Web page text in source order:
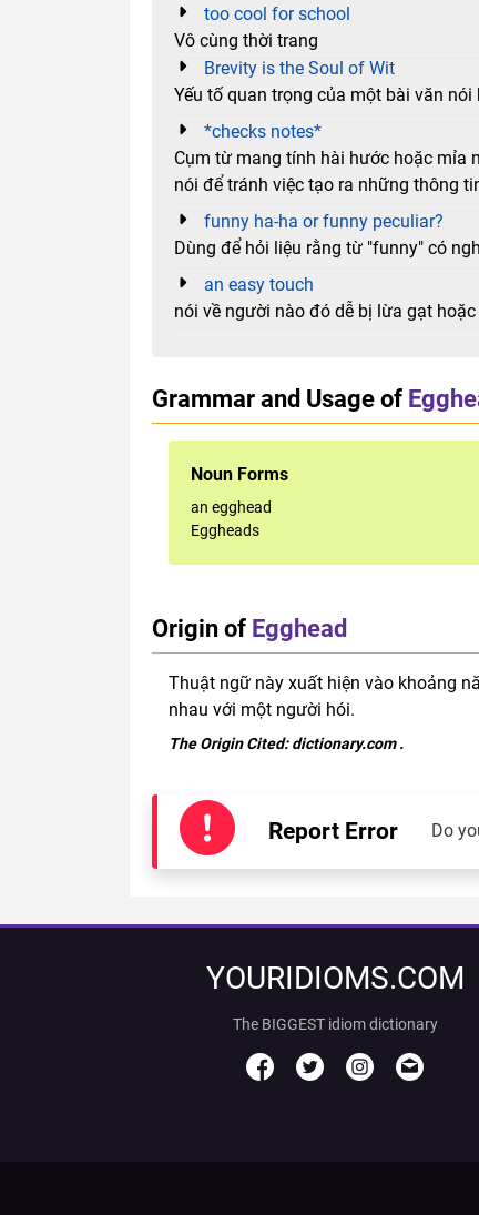
too cool for school
Vô cùng thời trang
Brevity is the Soul of Wit
Yếu tố quan trọng của một bài văn
*checks notes*
Cụm từ mang tính hài hước hoặc mỉa
nói để tránh việc tạo ra những thông
funny ha-ha or funny peculiar?
Dùng để hỏi liệu rằng từ "funny" có
an easy touch
nói về người nào đó dễ bị lừa gạt
Grammar and Usage of
Noun Forms
an egghead
Eggheads
Origin of Egghead
Thuật ngữ này xuất hiện vào khoảng
nhau với một người hói.
The Origin Cited:dictionary.com.
Report Error Do
YOURIDIOMS.COM
The BIGGEST idiom dictionary